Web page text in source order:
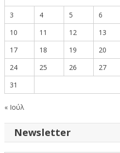
3
4 5 6
10
11 12 13
17
18 19 20
24
25 26 27
31
« Ιούλ
Newsletter